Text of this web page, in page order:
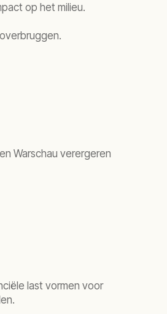
op het milieu.
Warschau verergeren
last vormen voor